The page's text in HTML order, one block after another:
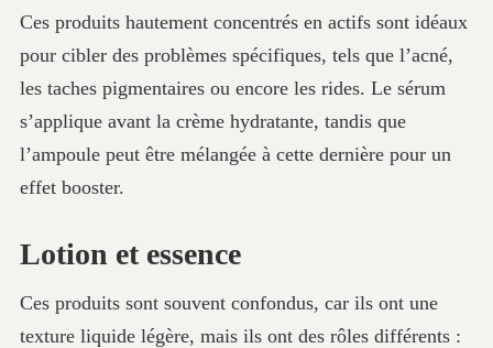
Ces produits hautement concentrés en actifs sont idéaux
pour cibler des problèmes spécifiques, tels que l’acné,
les taches pigmentaires ou encore les rides. Le sérum
s’applique avant la crème hydratante, tandis que
l’ampoule peut être mélangée à cette dernière pour un
effet booster.
Lotion et essence
Ces produits sont souvent confondus, car ils ont une
texture liquide légère, mais ils ont des rôles différents :